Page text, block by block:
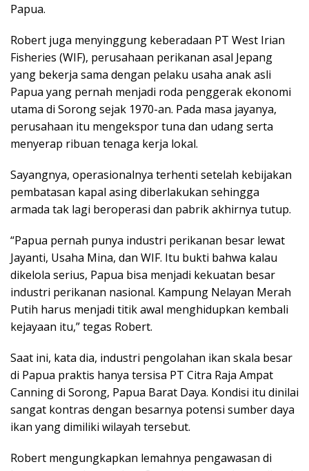
Papua.
Robert juga menyinggung keberadaan PT West Irian
Fisheries (WIF), perusahaan perikanan asal Jepang
yang bekerja sama dengan pelaku usaha anak asli
Papua yang pernah menjadi roda penggerak ekonomi
utama di Sorong sejak 1970-an. Pada masa jayanya,
perusahaan itu mengekspor tuna dan udang serta
menyerap ribuan tenaga kerja lokal.
Sayangnya, operasionalnya terhenti setelah kebijakan
pembatasan kapal asing diberlakukan sehingga
armada tak lagi beroperasi dan pabrik akhirnya tutup.
“Papua pernah punya industri perikanan besar lewat
Jayanti, Usaha Mina, dan WIF. Itu bukti bahwa kalau
dikelola serius, Papua bisa menjadi kekuatan besar
industri perikanan nasional. Kampung Nelayan Merah
Putih harus menjadi titik awal menghidupkan kembali
kejayaan itu,” tegas Robert.
Saat ini, kata dia, industri pengolahan ikan skala besar
di Papua praktis hanya tersisa PT Citra Raja Ampat
Canning di Sorong, Papua Barat Daya. Kondisi itu dinilai
sangat kontras dengan besarnya potensi sumber daya
ikan yang dimiliki wilayah tersebut.
Robert mengungkapkan lemahnya pengawasan di